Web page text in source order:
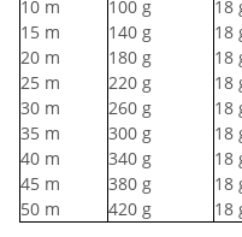
10 m 100 g 18
15 m 140 g 18
20 m 180 g 18
25 m 220 g 18
30 m 260 g 18
35 m 300 g 18
40 m 340 g 18
45 m 380 g 18
50 m 420 g 18